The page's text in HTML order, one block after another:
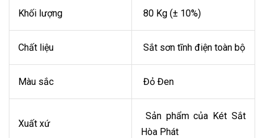
Khối lượng 80 Kg (± 10%)
Chất liệu Sắt sơn tĩnh điện toàn bộ
Màu sắc Đỏ Đen
Xuất xứ
Sản phẩm của Két Sắt
Hòa Phát